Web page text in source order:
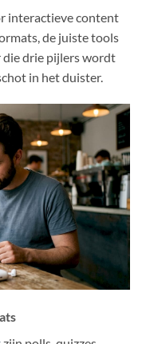
interactieve content
de juiste tools
die drie pijlers wordt
in het duister.